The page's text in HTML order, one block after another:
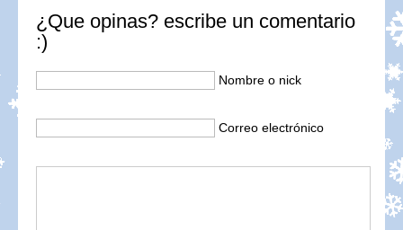
¿Que opinas? escribe un comentario
:)
Nombre o nick
Correo electrónico